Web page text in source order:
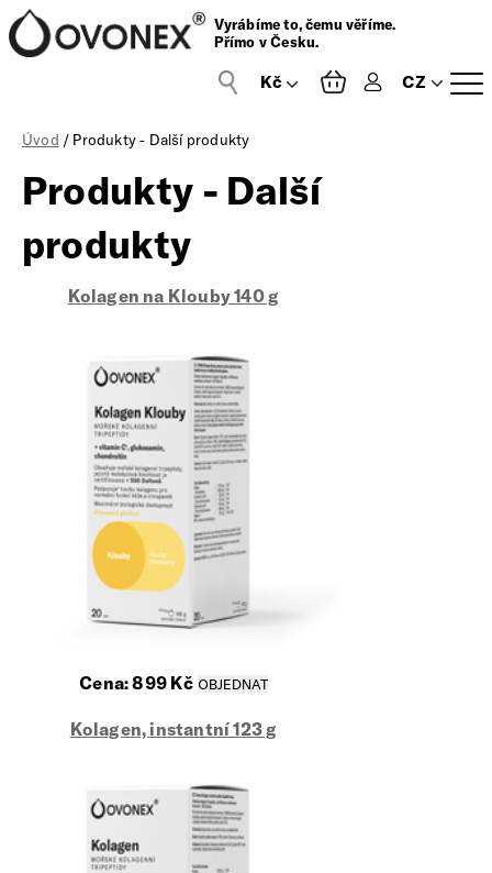
Vyrábíme to, čemu věříme.
Přímo v Česku.
CZ
Produkty - Další
produkty
Úvod / Produkty - Další produkty
Kolagen na Klouby 140 g
Cena:899 Kč
Kolagen, instantní 123 g